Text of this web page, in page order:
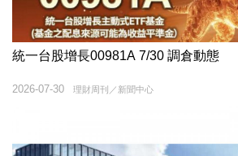
統一台股增長00981A 7/30 調倉動態
理財周刊／新聞中心
2026-07-30